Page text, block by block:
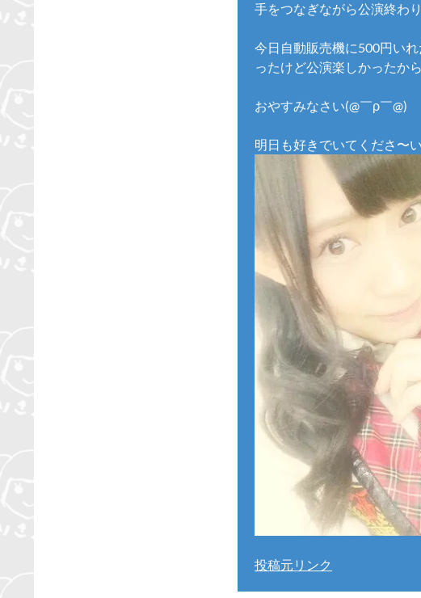
手をつなぎながら公演終わ
今日自動販売機に500円い
ったけど公演楽しかったか
おやすみなさい(@￣ρ￣@)
明日も好きでいてくださ〜い
投稿元リンク